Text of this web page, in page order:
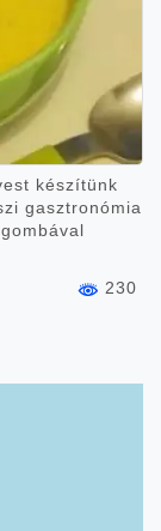
készítünk
gasztronómia
230